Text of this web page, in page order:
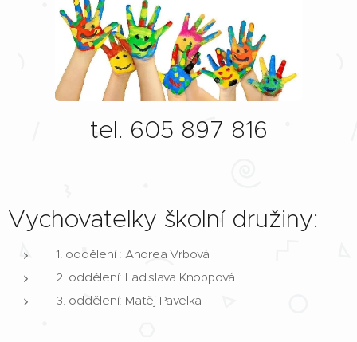
tel. 605 897 816
Vychovatelky školní družiny:
1. oddělení : Andrea Vrbová
2. oddělení: Ladislava Knoppová
3. oddělení: Matěj Pavelka